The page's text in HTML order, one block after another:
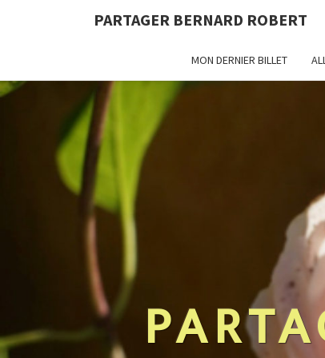
PARTAGER BERNARD ROBERT
MON DERNIER BILLET